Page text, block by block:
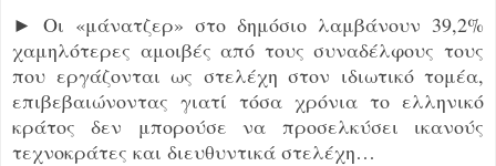
► Οι «μάνατζερ» στο δημόσιο λαμβάνουν 39,2%
χαμηλότερες αμοιβές από τους συναδέλφους τους
που εργάζονται ως στελέχη στον ιδιωτικό τομέα,
επιβεβαιώνοντας γιατί τόσα χρόνια το ελληνικό
κράτος δεν μπορούσε να προσελκύσει ικανούς
τεχνοκράτες και διευθυντικά στελέχη…